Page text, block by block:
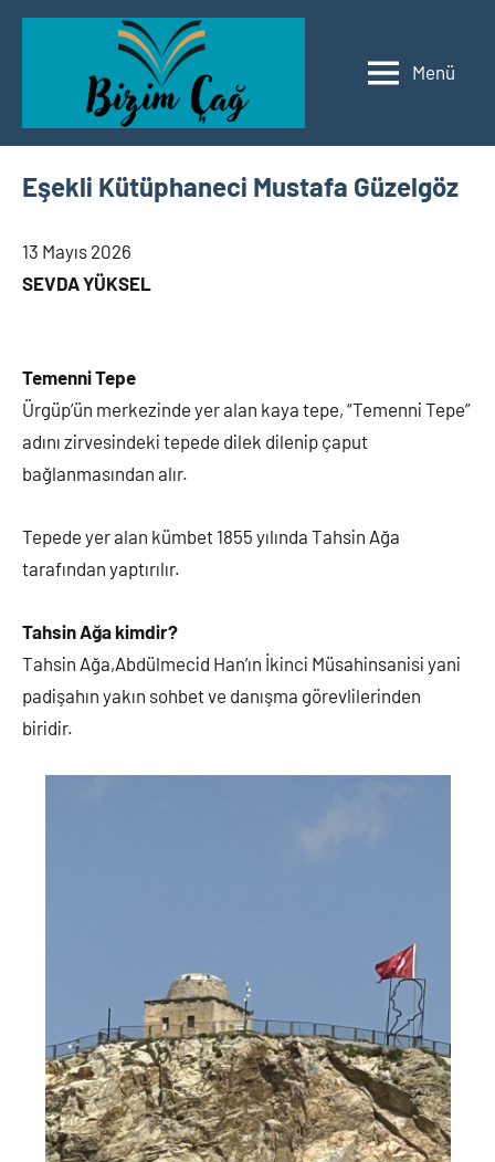
İçeriğe
Bizim
Edebiyat
Menü
Eşekli Kütüphaneci Mustafa Güzelgöz
13 Mayıs 2026
SEVDA YÜKSEL
Temenni Tepe
Ürgüp’ün merkezinde yer alan kaya tepe, “Temenni Tepe”
adını zirvesindeki tepede dilek dilenip çaput
bağlanmasından alır.
Tepede yer alan kümbet 1855 yılında Tahsin Ağa
tarafından yaptırılır.
Tahsin Ağa kimdir?
Tahsin Ağa,Abdülmecid Han’ın İkinci Müsahinsanisi yani
padişahın yakın sohbet ve danışma görevlilerinden
biridir.